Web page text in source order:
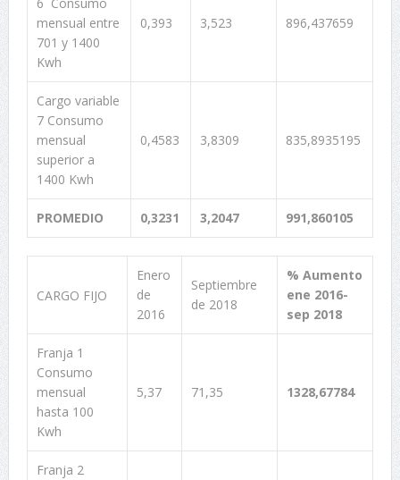
6 Consumo
mensual entre
701 y 1400
Kwh
0,393 3,523 896,437659
Cargo variable
7 Consumo
mensual
superior a
1400 Kwh
0,4583 3,8309 835,8935195
PROMEDIO 0,3231 3,2047 991,860105
CARGO FIJO
Enero
de
2016
Septiembre
de 2018
% Aumento
ene 2016-
sep 2018
Franja 1
Consumo
mensual
hasta 100
Kwh
5,37 71,35 1328,67784
Franja 2